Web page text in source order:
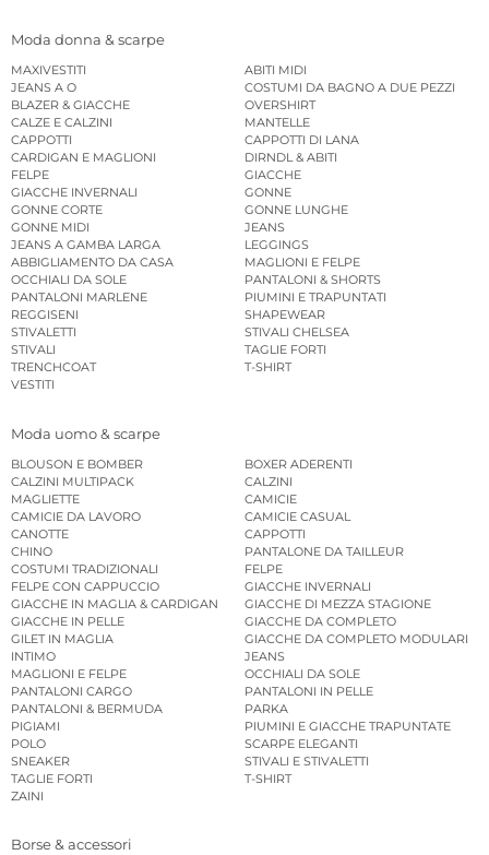
Moda donna & scarpe
MAXIVESTITI
ABITI MIDI
JEANS A O
COSTUMI DA BAGNO A DUE PEZZI
BLAZER & GIACCHE
OVERSHIRT
CALZE E CALZINI
MANTELLE
CAPPOTTI
CAPPOTTI DI LANA
CARDIGAN E MAGLIONI
DIRNDL & ABITI
FELPE
GIACCHE
GIACCHE INVERNALI
GONNE
GONNE CORTE
GONNE LUNGHE
GONNE MIDI
JEANS
JEANS A GAMBA LARGA
LEGGINGS
ABBIGLIAMENTO DA CASA
MAGLIONI E FELPE
OCCHIALI DA SOLE
PANTALONI & SHORTS
PANTALONI MARLENE
PIUMINI E TRAPUNTATI
REGGISENI
SHAPEWEAR
STIVALETTI
STIVALI CHELSEA
STIVALI
TAGLIE FORTI
TRENCHCOAT
T-SHIRT
VESTITI
Moda uomo & scarpe
BLOUSON E BOMBER
BOXER ADERENTI
CALZINI MULTIPACK
CALZINI
MAGLIETTE
CAMICIE
CAMICIE DA LAVORO
CAMICIE CASUAL
CANOTTE
CAPPOTTI
CHINO
PANTALONE DA TAILLEUR
COSTUMI TRADIZIONALI
FELPE
FELPE CON CAPPUCCIO
GIACCHE INVERNALI
GIACCHE IN MAGLIA & CARDIGAN
GIACCHE DI MEZZA STAGIONE
GIACCHE IN PELLE
GIACCHE DA COMPLETO
GILET IN MAGLIA
GIACCHE DA COMPLETO MODULARI
INTIMO
JEANS
MAGLIONI E FELPE
OCCHIALI DA SOLE
PANTALONI CARGO
PANTALONI IN PELLE
PANTALONI & BERMUDA
PARKA
PIGIAMI
PIUMINI E GIACCHE TRAPUNTATE
POLO
SCARPE ELEGANTI
SNEAKER
STIVALI E STIVALETTI
TAGLIE FORTI
T-SHIRT
ZAINI
Borse & accessori